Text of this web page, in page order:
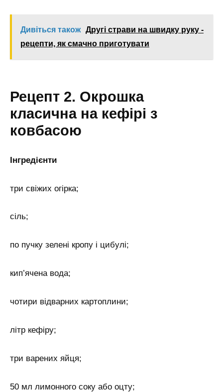
Дивіться також Другі страви на швидку руку -
рецепти, як смачно приготувати
Рецепт 2. Окрошка
класична на кефірі з
ковбасою
Інгредієнти
три свіжих огірка;
сіль;
по пучку зелені кропу і цибулі;
кип’ячена вода;
чотири відварних картоплини;
літр кефіру;
три варених яйця;
50 мл лимонного соку або оцту;